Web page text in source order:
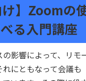
け】Zoomの
る入門講座
影響によって、リモ
にともなって会議も